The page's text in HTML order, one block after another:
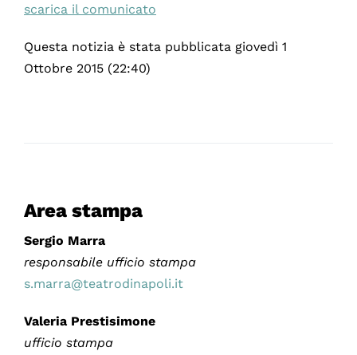
scarica il comunicato
Questa notizia è stata pubblicata giovedì 1
Ottobre 2015 (22:40)
Area stampa
Sergio Marra
responsabile ufficio stampa
s.marra@teatrodinapoli.it
Valeria Prestisimone
ufficio stampa